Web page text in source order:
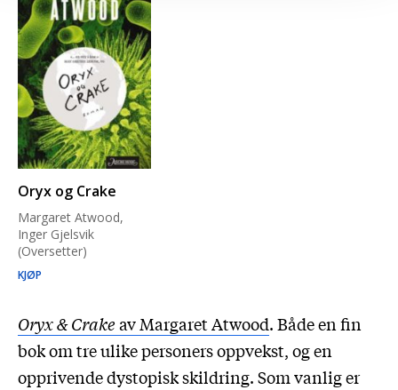
Oryx og Crake
Margaret Atwood,
Inger Gjelsvik
(Oversetter)
KJØP
Oryx & Crakeav Margaret Atwood. Både en fin
bok om tre ulike personers oppvekst, og en
opprivende dystopisk skildring. Som vanlig er